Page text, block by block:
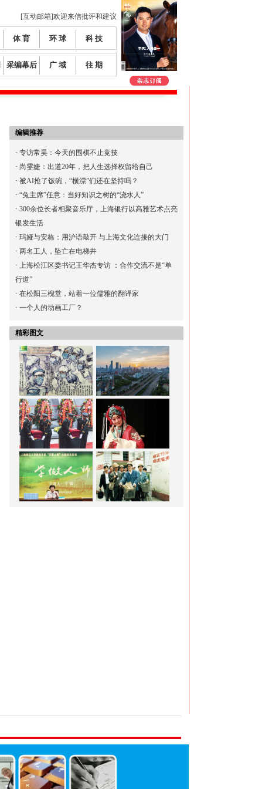
[互动邮箱]欢迎来信批评和建议
体 育 环 球 科 技
采编幕后 广 域 往 期
编辑推荐
· 专访常昊：今天的围棋不止竞技
· 尚雯婕：出道20年，把人生选择权留给自己
· 被AI抢了饭碗，“横漂”们还在坚持吗？
· “兔主席”任意：当好知识之树的“浇水人”
· 300余位长者相聚音乐厅，上海银行以高雅艺术点亮
银发生活
· 玛娅与安栋：用沪语敲开 与上海文化连接的大门
· 两名工人，坠亡在电梯井
· 上海松江区委书记王华杰专访 ：合作交流不是“单
行道”
· 在松阳三槐堂，站着一位儒雅的翻译家
· 一个人的动画工厂？
精彩图文